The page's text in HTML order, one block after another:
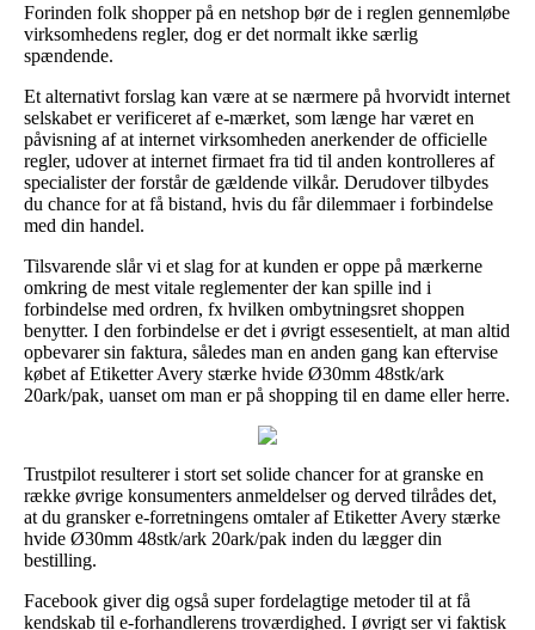
Forinden folk shopper på en netshop bør de i reglen gennemløbe
virksomhedens regler, dog er det normalt ikke særlig
spændende.
Et alternativt forslag kan være at se nærmere på hvorvidt internet
selskabet er verificeret af e-mærket, som længe har været en
påvisning af at internet virksomheden anerkender de officielle
regler, udover at internet firmaet fra tid til anden kontrolleres af
specialister der forstår de gældende vilkår. Derudover tilbydes
du chance for at få bistand, hvis du får dilemmaer i forbindelse
med din handel.
Tilsvarende slår vi et slag for at kunden er oppe på mærkerne
omkring de mest vitale reglementer der kan spille ind i
forbindelse med ordren, fx hvilken ombytningsret shoppen
benytter. I den forbindelse er det i øvrigt essesentielt, at man altid
opbevarer sin faktura, således man en anden gang kan eftervise
købet af Etiketter Avery stærke hvide Ø30mm 48stk/ark
20ark/pak, uanset om man er på shopping til en dame eller herre.
Trustpilot resulterer i stort set solide chancer for at granske en
række øvrige konsumenters anmeldelser og derved tilrådes det,
at du gransker e-forretningens omtaler af Etiketter Avery stærke
hvide Ø30mm 48stk/ark 20ark/pak inden du lægger din
bestilling.
Facebook giver dig også super fordelagtige metoder til at få
kendskab til e-forhandlerens troværdighed. I øvrigt ser vi faktisk